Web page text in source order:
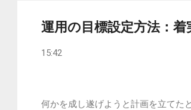
運用の目標設定方法：
15:42
何かを成し遂げようと計画を立てた